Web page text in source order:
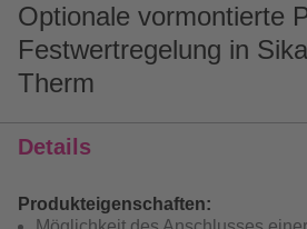
Optionale vormontierte
Festwertregelung in
Therm
Details
Produkteigenschaften: